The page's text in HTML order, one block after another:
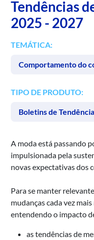
Tendências
2025 - 2027
TEMÁTICA:
Comportamento do
TIPO DE PRODUTO:
Boletins de
A moda está passando
impulsionada pela
novas expectativas dos
Para se manter
mudanças cada vez
entendendo o impacto
as tendências de